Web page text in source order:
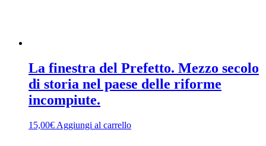
La finestra del Prefetto. Mezzo secolo
di storia nel paese delle riforme
incompiute.
15,00€ Aggiungi al carrello